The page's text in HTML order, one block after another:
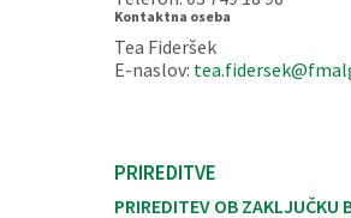
Kontaktna oseba
Tea Fideršek
E-naslov:
PRIREDITVE
PRIREDITEV OB ZAKLJUČKU